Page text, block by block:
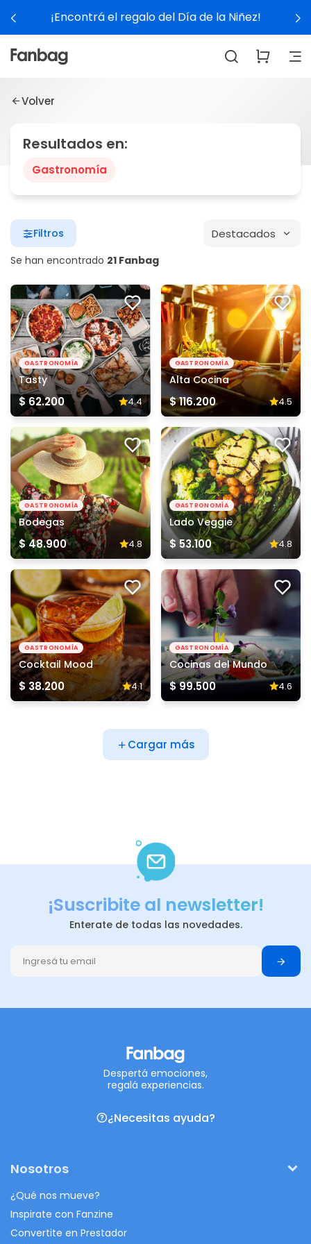
¡Encontrá el regalo del Día de la Niñez!
Volver
Resultados en:
Gastronomía
Se han encontrado 21 Fanbag
Filtros Destacados
GASTRONOMÍA
Tasty
$ 62.200 4.4
GASTRONOMÍA
Alta Cocina
$ 116.200 4.5
GASTRONOMÍA
Bodegas
$ 48.900 4.8
GASTRONOMÍA
Lado Veggie
$ 53.100 4.8
GASTRONOMÍA
Cocktail Mood
$ 38.200 4.1
GASTRONOMÍA
Cocinas del Mundo
$ 99.500 4.6
Cargar más
¡Suscribite al newsletter!
Enterate de todas las novedades.
Despertá emociones,
regalá experiencias.
¿Necesitas ayuda?
Nosotros
¿Qué nos mueve?
Inspirate con Fanzine
Convertite en Prestador